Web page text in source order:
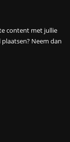
content met jullie
plaatsen? Neem dan